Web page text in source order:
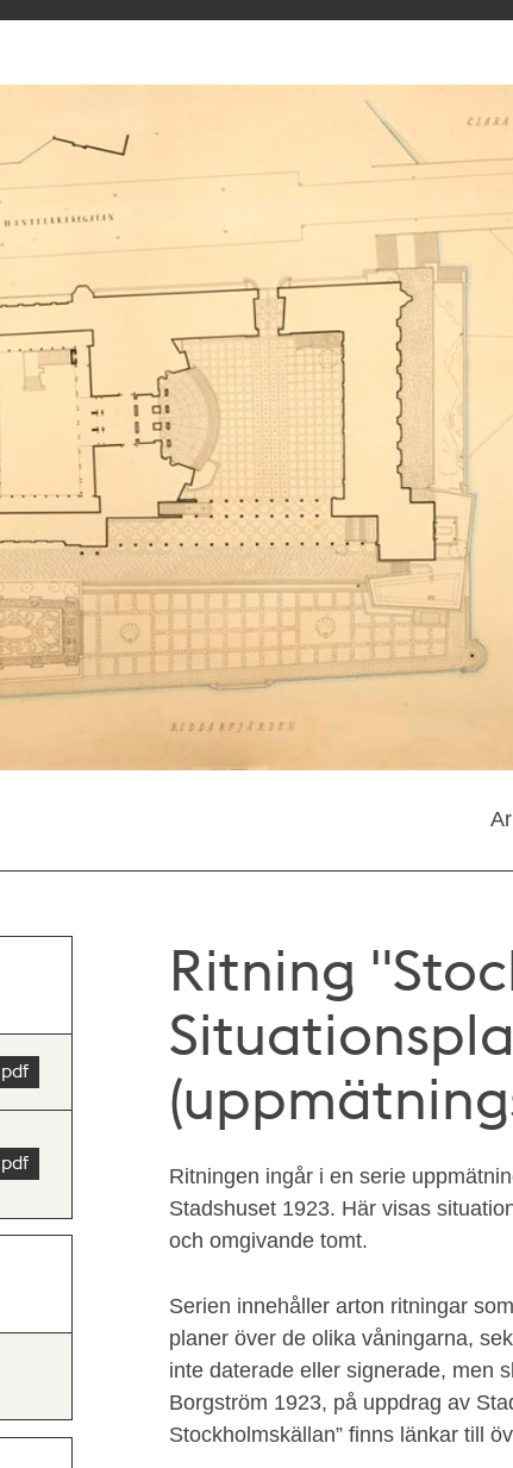
Ritning
Ritningen ingår i en serie
Stadshuset 1923. Här visas
och omgivande tomt.
Serien innehåller arton ritningar
planer över de olika våningarna,
inte daterade eller signerade, men
Borgström 1923, på uppdrag av
Stockholmskällan” finns länkar till